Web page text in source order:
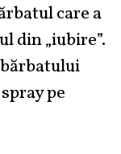
care a
din „iubire”.
pe